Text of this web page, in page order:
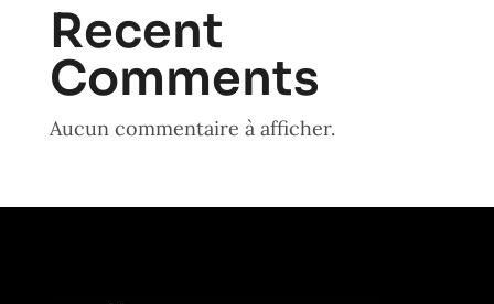
Recent
Comments
Aucun commentaire à afficher.